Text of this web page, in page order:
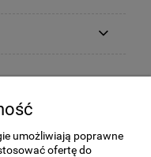
umożliwiają poprawne
ofertę do